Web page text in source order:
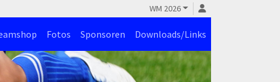
WM 2026
Fotos Sponsoren Downloads/Links